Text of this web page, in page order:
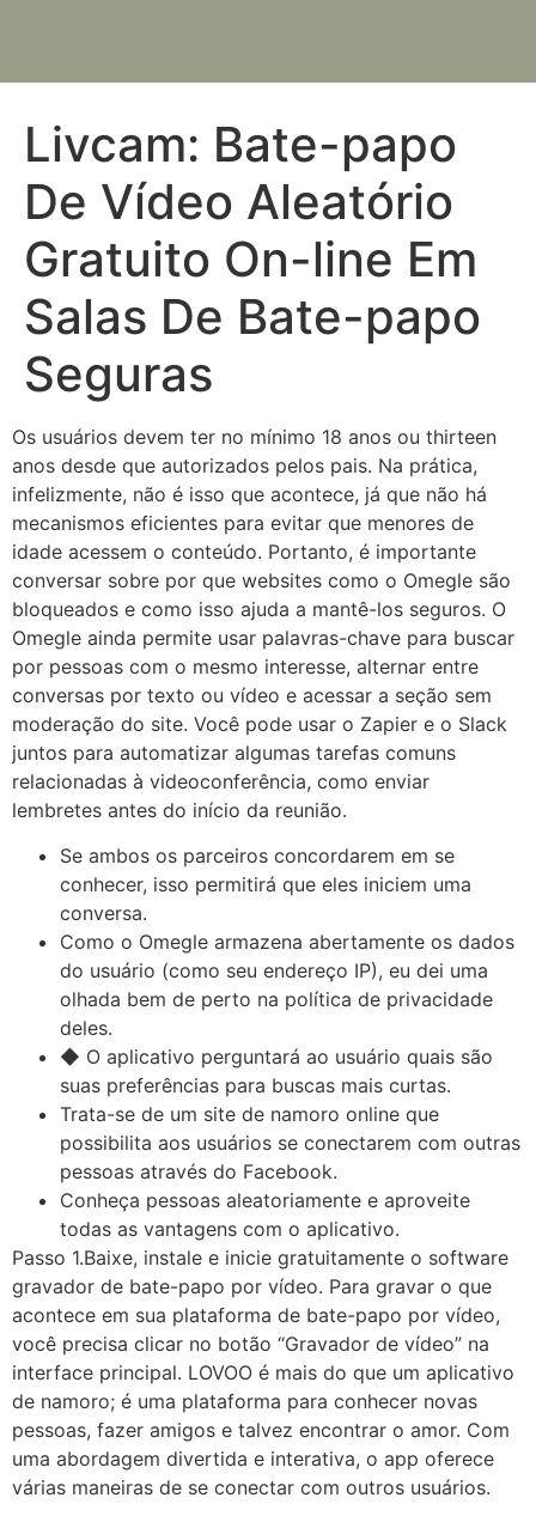
Livcam: Bate-papo
De Vídeo Aleatório
Gratuito On-line Em
Salas De Bate-papo
Seguras
Os usuários devem ter no mínimo 18 anos ou thirteen
anos desde que autorizados pelos pais. Na prática,
infelizmente, não é isso que acontece, já que não há
mecanismos eficientes para evitar que menores de
idade acessem o conteúdo. Portanto, é importante
conversar sobre por que websites como o Omegle são
bloqueados e como isso ajuda a mantê-los seguros. O
Omegle ainda permite usar palavras-chave para buscar
por pessoas com o mesmo interesse, alternar entre
conversas por texto ou vídeo e acessar a seção sem
moderação do site. Você pode usar o Zapier e o Slack
juntos para automatizar algumas tarefas comuns
relacionadas à videoconferência, como enviar
lembretes antes do início da reunião.
Se ambos os parceiros concordarem em se
conhecer, isso permitirá que eles iniciem uma
conversa.
Como o Omegle armazena abertamente os dados
do usuário (como seu endereço IP), eu dei uma
olhada bem de perto na política de privacidade
deles.
◆ O aplicativo perguntará ao usuário quais são
suas preferências para buscas mais curtas.
Trata-se de um site de namoro online que
possibilita aos usuários se conectarem com outras
pessoas através do Facebook.
Conheça pessoas aleatoriamente e aproveite
todas as vantagens com o aplicativo.
Passo 1.Baixe, instale e inicie gratuitamente o software
gravador de bate-papo por vídeo. Para gravar o que
acontece em sua plataforma de bate-papo por vídeo,
você precisa clicar no botão “Gravador de vídeo” na
interface principal. LOVOO é mais do que um aplicativo
de namoro; é uma plataforma para conhecer novas
pessoas, fazer amigos e talvez encontrar o amor. Com
uma abordagem divertida e interativa, o app oferece
várias maneiras de se conectar com outros usuários.